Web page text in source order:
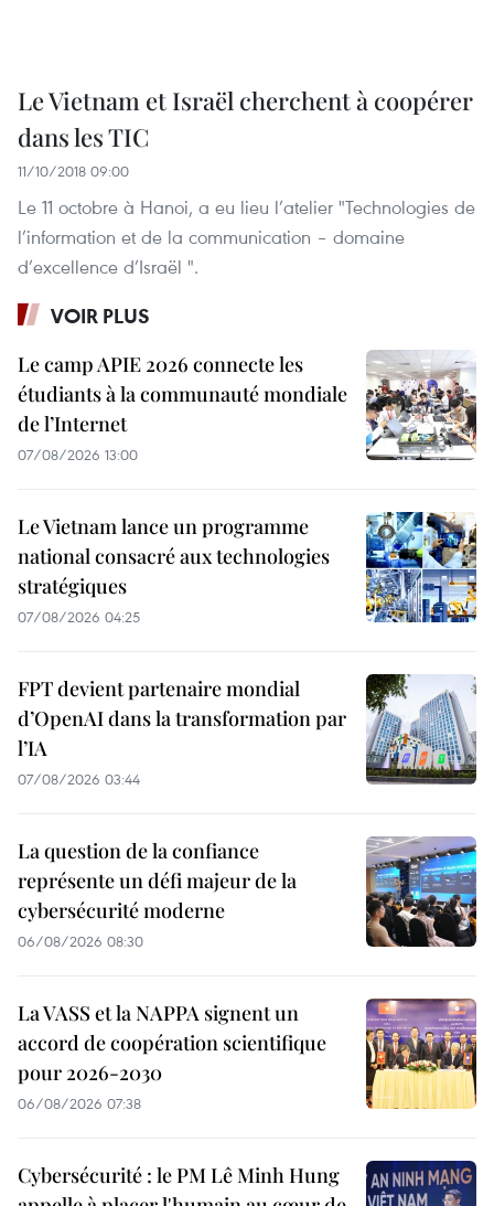
Le Vietnam et Israël cherchent à coopérer
dans les TIC
11/10/2018 09:00
Le 11 octobre à Hanoi, a eu lieu l’atelier "Technologies de
l’information et de la communication – domaine
d’excellence d’Israël ".
VOIR PLUS
Le camp APIE 2026 connecte les
étudiants à la communauté mondiale
de l’Internet
07/08/2026 13:00
Le Vietnam lance un programme
national consacré aux technologies
stratégiques
07/08/2026 04:25
FPT devient partenaire mondial
d’OpenAI dans la transformation par
l’IA
07/08/2026 03:44
La question de la confiance
représente un défi majeur de la
cybersécurité moderne
06/08/2026 08:30
La VASS et la NAPPA signent un
accord de coopération scientifique
pour 2026-2030
06/08/2026 07:38
Cybersécurité : le PM Lê Minh Hung